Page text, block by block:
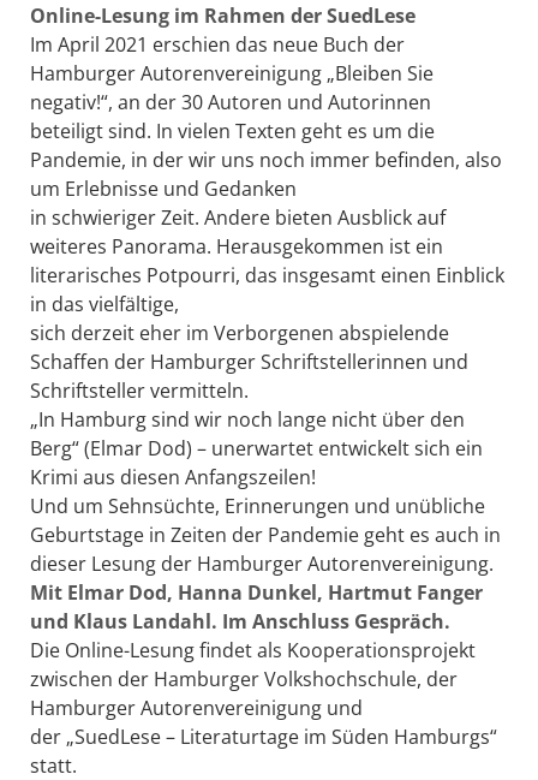
Online-Lesung im Rahmen der SuedLese
Im April 2021 erschien das neue Buch der
Hamburger Autorenvereinigung „Bleiben Sie
negativ!“, an der 30 Autoren und Autorinnen
beteiligt sind. In vielen Texten geht es um die
Pandemie, in der wir uns noch immer befinden, also
um Erlebnisse und Gedanken
in schwieriger Zeit. Andere bieten Ausblick auf
weiteres Panorama. Herausgekommen ist ein
literarisches Potpourri, das insgesamt einen Einblick
in das vielfältige,
sich derzeit eher im Verborgenen abspielende
Schaffen der Hamburger Schriftstellerinnen und
Schriftsteller vermitteln.
„In Hamburg sind wir noch lange nicht über den
Berg“ (Elmar Dod) – unerwartet entwickelt sich ein
Krimi aus diesen Anfangszeilen!
Und um Sehnsüchte, Erinnerungen und unübliche
Geburtstage in Zeiten der Pandemie geht es auch in
dieser Lesung der Hamburger Autorenvereinigung.
Mit Elmar Dod, Hanna Dunkel, Hartmut Fanger
und Klaus Landahl. Im Anschluss Gespräch.
Die Online-Lesung findet als Kooperationsprojekt
zwischen der Hamburger Volkshochschule, der
Hamburger Autorenvereinigung und
der „SuedLese – Literaturtage im Süden Hamburgs“
statt.